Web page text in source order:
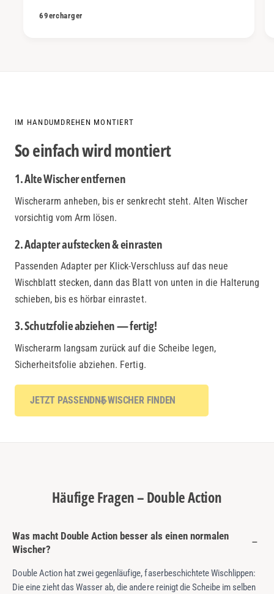
69ercharger
IM HANDUMDREHEN MONTIERT
So einfach wird montiert
1. Alte Wischer entfernen
Wischerarm anheben, bis er senkrecht steht. Alten Wischer
vorsichtig vom Arm lösen.
2. Adapter aufstecken & einrasten
Passenden Adapter per Klick-Verschluss auf das neue
Wischblatt stecken, dann das Blatt von unten in die Halterung
schieben, bis es hörbar einrastet.
3. Schutzfolie abziehen — fertig!
Wischerarm langsam zurück auf die Scheibe legen,
Sicherheitsfolie abziehen. Fertig.
JETZT PASSENDNE WISCHER FINDEN
Häufige Fragen – Double Action
Was macht Double Action besser als einen normalen
Wischer?
Double Action hat zwei gegenläufige, faserbeschichtete Wischlippen:
Die eine zieht das Wasser ab, die andere reinigt die Scheibe im selben